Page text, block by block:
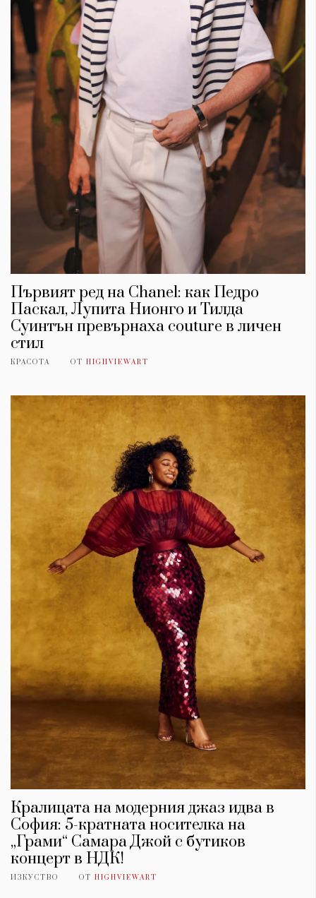
Първият ред на Chanel: как Педро
Паскал, Лупита Нионго и Тилда
Суинтън превърнаха couture в личен
стил
КРАСОТА ОТ HIGHVIEWART
Кралицата на модерния джаз идва в
София: 5-кратната носителка на
„Грами“ Самара Джой с бутиков
концерт в НДК!
ИЗКУСТВО ОТ HIGHVIEWART